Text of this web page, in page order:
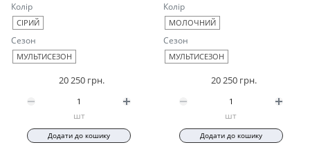
Колір
СІРИЙ
Сезон
МУЛЬТИСЕЗОН
20 250 грн.
шт
Додати до кошику
Колір
МОЛОЧНИЙ
Сезон
МУЛЬТИСЕЗОН
20 250 грн.
шт
Додати до кошику